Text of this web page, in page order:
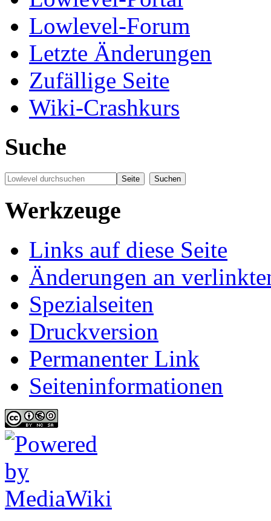
Lowlevel-Forum
Letzte Änderungen
Zufällige Seite
Wiki-Crashkurs
Suche
Werkzeuge
Links auf diese Seite
Änderungen an
Spezialseiten
Druckversion
Permanenter Link
Seiten­informationen